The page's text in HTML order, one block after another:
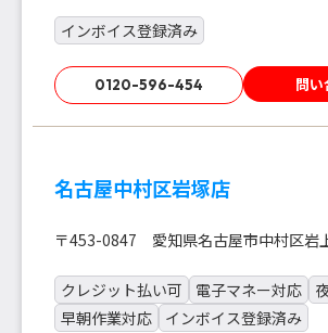
インボイス登録済み
0120-596-454 問い
名古屋中村区岩塚店
〒453-0847 愛知県名古屋市中村区岩
クレジット払い可 電子マネー対応
早朝作業対応
インボイス登録済み